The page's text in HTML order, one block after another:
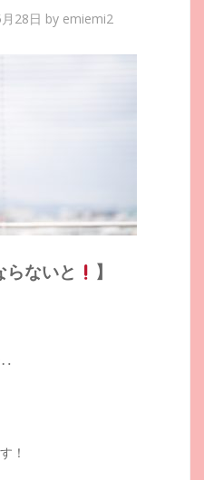
28日 by emiemi2
らないと 】
‥
！